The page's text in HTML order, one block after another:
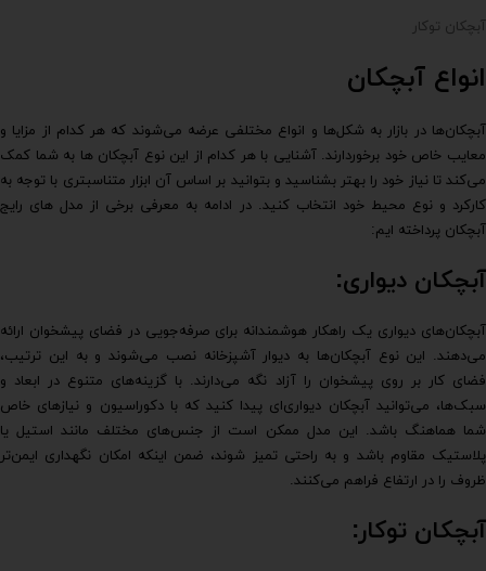
آبچکان توکار
انواع آبچکان
آبچکان‌ها در بازار به شکل‌ها و انواع مختلفی عرضه می‌شوند که هر کدام از مزایا و
معایب خاص خود برخوردارند. آشنایی با هر کدام از این نوع آبچکان ها به شما کمک
می‌کند تا نیاز خود را بهتر بشناسید و بتوانید بر اساس آن ابزار متناسبتری با توجه به
کارکرد و نوع محیط خود انتخاب کنید. در ادامه به معرفی برخی از مدل های رایج
آبچکان پرداخته ایم:
آبچکان دیواری:
آبچکان‌های دیواری یک راهکار هوشمندانه برای صرفه‌جویی در فضای پیشخوان ارائه
می‌دهند. این نوع آبچکان‌ها به دیوار آشپزخانه نصب می‌شوند و به این ترتیب،
فضای کار بر روی پیشخوان را آزاد نگه می‌دارند. با گزینه‌های متنوع در ابعاد و
سبک‌ها، می‌توانید آبچکان دیواری‌ای پیدا کنید که با دکوراسیون و نیازهای خاص
شما هماهنگ باشد. این مدل ممکن است از جنس‌های مختلف مانند استیل یا
پلاستیک مقاوم باشد و به راحتی تمیز شوند، ضمن اینکه امکان نگهداری ایمن‌تر
ظروف را در ارتفاع فراهم می‌کنند.
آبچکان توکار: